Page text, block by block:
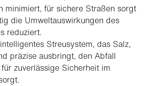
minimiert, für sichere Straßen sorgt
die Umweltauswirkungen des
reduziert.
Streusystem, das Salz,
präzise ausbringt, den Abfall
zuverlässige Sicherheit im